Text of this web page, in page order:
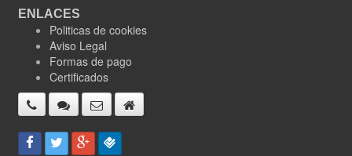
ENLACES
Politicas de cookies
Aviso Legal
Formas de pago
Certificados